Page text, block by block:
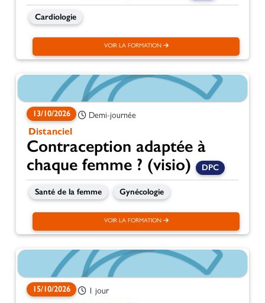
Cardiologie
VOIR LA FORMATION
13/10/2026 Demi-journée
Distanciel
Contraception adaptée à
chaque femme ? (visio)
DPC
Santé de la femme Gynécologie
VOIR LA FORMATION
15/10/2026 1 jour